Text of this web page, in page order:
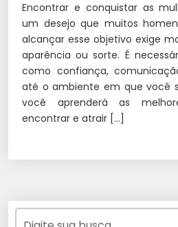
Encontrar e conquistar as
um desejo que muitos
alcançar esse objetivo exige
aparência ou sorte. É
como confiança,
até o ambiente em que você
você aprenderá as
encontrar e atrair […]